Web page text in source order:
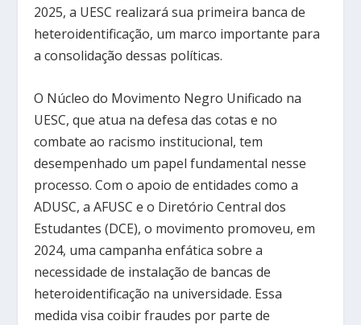
2025, a UESC realizará sua primeira banca de
heteroidentificação, um marco importante para
a consolidação dessas políticas.
O Núcleo do Movimento Negro Unificado na
UESC, que atua na defesa das cotas e no
combate ao racismo institucional, tem
desempenhado um papel fundamental nesse
processo. Com o apoio de entidades como a
ADUSC, a AFUSC e o Diretório Central dos
Estudantes (DCE), o movimento promoveu, em
2024, uma campanha enfática sobre a
necessidade de instalação de bancas de
heteroidentificação na universidade. Essa
medida visa coibir fraudes por parte de